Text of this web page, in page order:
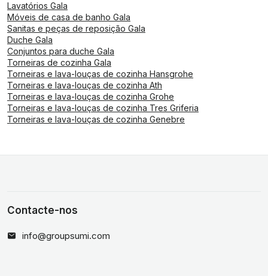
Lavatórios Gala
Móveis de casa de banho Gala
Sanitas e peças de reposição Gala
Duche Gala
Conjuntos para duche Gala
Torneiras de cozinha Gala
Torneiras e lava-louças de cozinha Hansgrohe
Torneiras e lava-louças de cozinha Ath
Torneiras e lava-louças de cozinha Grohe
Torneiras e lava-louças de cozinha Tres Griferia
Torneiras e lava-louças de cozinha Genebre
Contacte-nos
info@groupsumi.com